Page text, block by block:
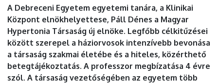
DEBRECENI
EGYETEM
A Debreceni Egyetem egyetemi tanára, a Klinikai
Központ elnökhelyettese, Páll Dénes a Magyar
Hypertonia Társaság új elnöke. Legfőbb célkitűzései
között szerepel a háziorvosok intenzívebb bevonása
a társaság szakmai életébe és a hiteles, közérthető
betegtájékoztatás. A professzor megbízatása 4 évre
szól. A társaság vezetőségében az egyetem több